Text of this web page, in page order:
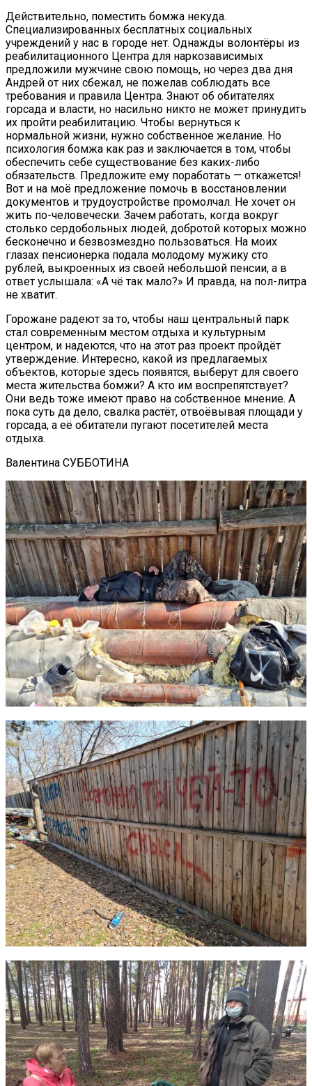
Действительно, поместить бомжа некуда.
Специализированных бесплатных социальных
учреждений у нас в городе нет. Однажды волонтёры из
реабилитационного Центра для наркозависимых
предложили мужчине свою помощь, но через два дня
Андрей от них сбежал, не пожелав соблюдать все
требования и правила Центра. Знают об обитателях
горсада и власти, но насильно никто не может принудить
их пройти реабилитацию. Чтобы вернуться к
нормальной жизни, нужно собственное желание. Но
психология бомжа как раз и заключается в том, чтобы
обеспечить себе существование без каких-либо
обязательств. Предложите ему поработать — откажется!
Вот и на моё предложение помочь в восстановлении
документов и трудоустройстве промолчал. Не хочет он
жить по-человечески. Зачем работать, когда вокруг
столько сердобольных людей, добротой которых можно
бесконечно и безвозмездно пользоваться. На моих
глазах пенсионерка подала молодому мужику сто
рублей, выкроенных из своей небольшой пенсии, а в
ответ услышала: «А чё так мало?» И правда, на пол-литра
не хватит.
Горожане радеют за то, чтобы наш центральный парк
стал современным местом отдыха и культурным
центром, и надеются, что на этот раз проект пройдёт
утверждение. Интересно, какой из предлагаемых
объектов, которые здесь появятся, выберут для своего
места жительства бомжи? А кто им воспрепятствует?
Они ведь тоже имеют право на собственное мнение. А
пока суть да дело, свалка растёт, отвоёвывая площади у
горсада, а её обитатели пугают посетителей места
отдыха.
Валентина СУББОТИНА